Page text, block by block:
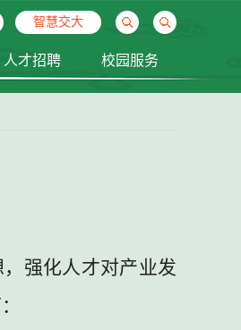
智慧交大
人才招聘 校园服务
强化人才对产业发